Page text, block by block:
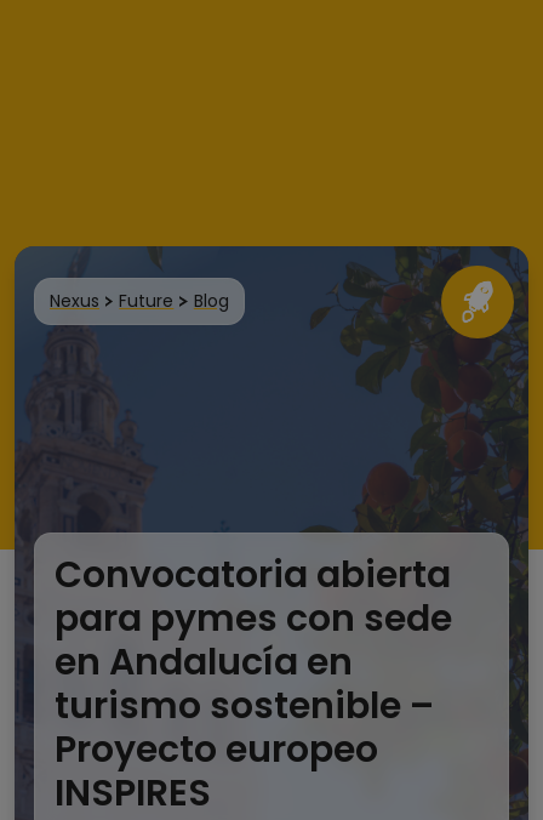
Convocatoria abierta
para pymes con sede
en Andalucía en
turismo sostenible –
Proyecto europeo
INSPIRES
Nexus Future Blog